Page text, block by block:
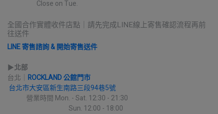
Close on Tue.
全國合作實體收件店點｜請先完成LINE線上寄售確認流程再前
往送件
LINE 寄售諮詢 & 開始寄售送件
▶︎北部
台北｜ ROCKLAND 公館門市
台北市大安區新生南路三段94巷5號
營業時間 Mon. - Sat. 12:30 - 21:30
Sun. 12:00 - 18:00